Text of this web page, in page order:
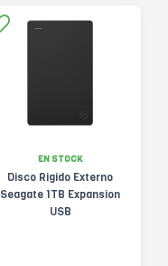
EN STOCK
Disco Rigido Externo
Seagate 1TB Expansion
USB